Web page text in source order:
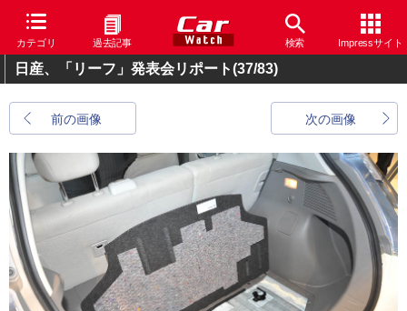
カテゴリ 過去記事 検索 Impressサイト
日産、「リーフ」発表会リポート(37/83)
前の画像 次の画像